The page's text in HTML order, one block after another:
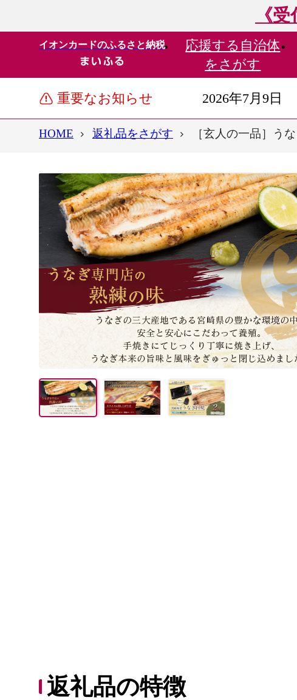
《
イオンカードのふるさと納税 応援する 自治体
をさがす
重要なお知らせ 2026年7月9日
HOME 返礼品をさがす ［玄人の一品］う
返礼品の特徴